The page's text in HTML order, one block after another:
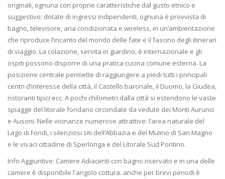
originali, ognuna con proprie caratteristiche dal gusto etnico e
suggestivo; dotate di ingressi indipendenti, ognuna è provvista di
bagno, televisore, aria condizionata e wireless, in un’ambientazione
che riproduce l’incanto del mondo delle fate e il fascino degli itinerari
di viaggio. La colazione, servita in giardino, è internazionale e gli
ospiti possono disporre di una pratica cucina comune esterna. La
posizione centrale permette di raggiungere a piedi tutti i principali
centri d’interesse della città, il Castello baronale, il Duomo, la Giudea,
ristoranti tipici ecc. A pochi chilometri dalla città si estendono le vaste
spiagge del litorale fondano circondate da vedute dei Monti Aurunci
e Ausoni. Nelle vicinanze numerose attrattive: l’area naturale del
Lago di Fondi, i silenziosi siti dell’Abbazia e del Mulino di San Magno
e le vivaci cittadine di Sperlonga e del Litorale Sud Pontino.
Info Aggiuntive: Camere Adiacenti con bagno riservato e in una delle
camere è disponibile l'angolo cottura. anche per brevi periodi è